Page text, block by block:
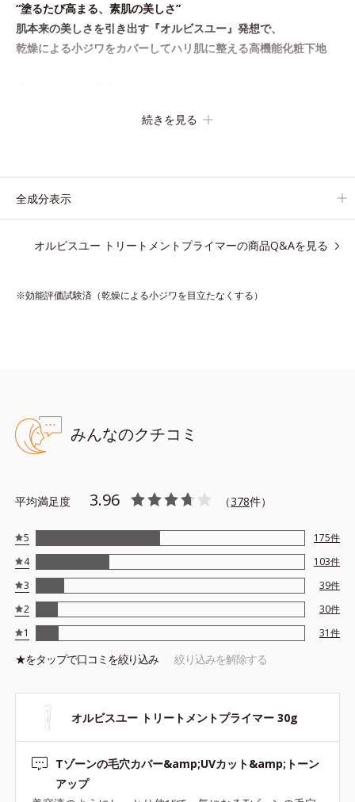
“塗るたび高まる、素肌の美しさ”
肌本来の美しさを引き出す『オルビスユー』発想で、
乾燥による小ジワをカバーしてハリ肌に整える高機能化粧下地
保湿成分が肌全層(*2)に働きかけて、肌のうるおいをグンとアッ
ケアのW効果で軽やかな美肌を印象づけます。
合成分(*3)が、ブルーライト、紫外線、大気中の微粒子汚れなど
【ラスティング効果】
皮脂選択テカリ防止成分(*5)
*2 角層の範囲内
*3 スキンプロテクト※複合成分配合＝肌を保護し、乾燥を防ぐ
複合成分 ※ ビルベリー葉エキス、タベブイアインペチギノサ
樹皮エキス
*4 グリセリルグルコシド（保湿成分）、（ジメチコン／ビニル
ジメチコン）クロスポリマー、ジメチコン（カバー成分）
*5 アクリレーツコポリマー
ンフリー
●SPF50・PA+++
●セイヨウナシ果汁エキス*1＝保湿成分 ●カンゾウ葉エキス＝保湿
続きを見る
全成分表示
オルビスユー トリートメントプライマーの商品Q&Aを見る
※効能評価試験済（乾燥による小ジワを目立たなくする）
みんなのクチコミ
平均満足度 3.96 （378件）
5 175件
4
103件
3
39件
2
30件
1
31件
★をタップで口コミを絞り込み 絞り込みを解除する
オルビスユー トリートメントプライマー 30g
Tゾーンの毛穴カバー&amp;UVカット&amp;トーン
アップ